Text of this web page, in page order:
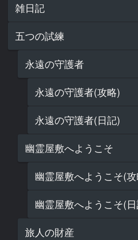
雑日記
五つの試練
永遠の守護者
永遠の守護者(攻略)
永遠の守護者(日記)
幽霊屋敷へようこそ
幽霊屋敷へようこそ(
幽霊屋敷へようこそ(
旅人の財産